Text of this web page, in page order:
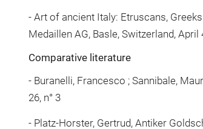
Art of ancient Italy: Etruscans,
Medaillen AG, Basle, Switzerland, April
Comparative literature
- Buranelli, Francesco ; Sannibale,
26, n° 3
- Platz-Horster, Gertrud, Antiker